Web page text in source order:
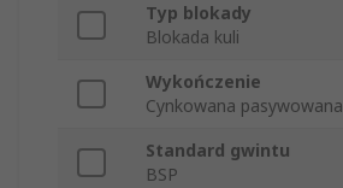
Typ blokady
Blokada kuli
Wykończenie
Cynkowana pasywowana
Standard gwintu
BSP